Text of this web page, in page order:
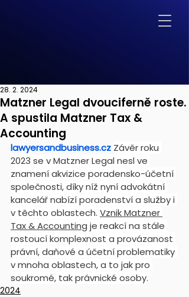
Matzner Legal dvouciferně roste.
A spustila Matzner Tax &
Accounting
28. 2. 2024
lawyersandbusiness.cz Závěr roku
2023 se v Matzner Legal nesl ve
znamení akvizice poradensko-účetní
společnosti, díky níž nyní advokátní
kancelář nabízí poradenství a služby i
v těchto oblastech. Vznik Matzner
Tax & Accounting je reakcí na stále
rostoucí komplexnost a provázanost
právní, daňové a účetní problematiky
v mnoha oblastech, a to jak pro
soukromé, tak právnické osoby.
2024